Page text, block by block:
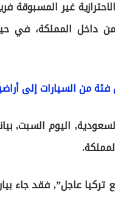
من السيارات إلى
اليوم السبت,
عاجل”, فقد جاء